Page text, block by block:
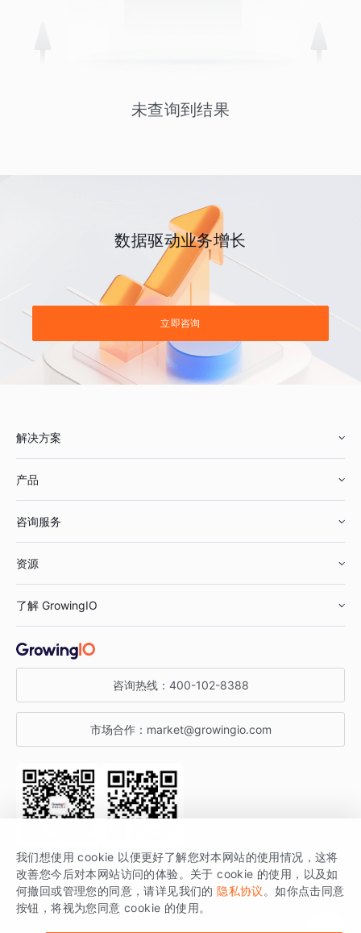
未查询到结果
数据驱动业务增长
立即咨询
解决方案
鞋服行业
汽车行业
金融行业
产品
智能运营
获客分析
咨询服务
资源
增长公开课
增长博客
开发者文档
SDK 文档
场景指南
了解 GrowingIO
关于 GrowingIO
增长大会
行业活动
咨询热线： 400-102-8388
市场合作： market@growingio.com
关注公众号 获取更多干货
GrowingIO 是专注于数据智能分析与增长的品牌，核心平台为 GrowingIO
分析云。
我们想使用 cookie 以便更好了解您对本网站的使用情况，这将
改善您今后对本网站访问的体验。关于 cookie 的使用，以及如
何撤回或管理您的同意，请详见我们的 隐私协议 。如你点击同意
按钮，将视为您同意 cookie 的使用。